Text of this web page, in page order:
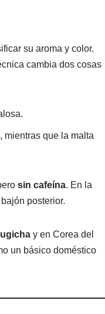
su aroma y color.
cambia dos cosas
mientras que la malta
sin cafeína. En la
posterior.
y en Corea del
un básico doméstico